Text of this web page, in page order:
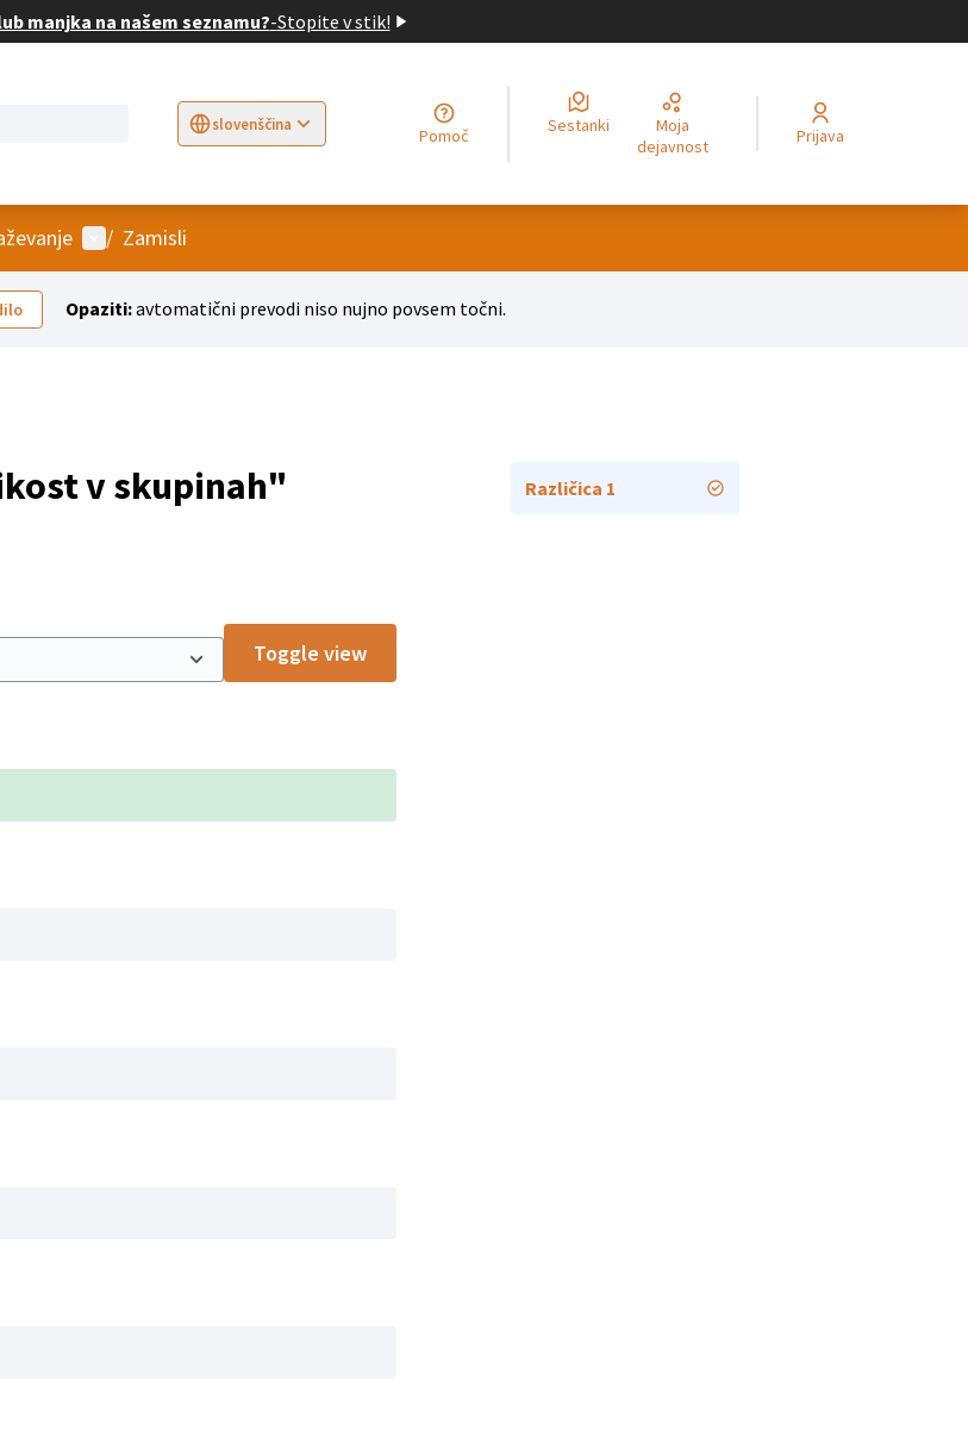
manjka na našem seznamu?-Stopite v stik!
slovenščina
Sprache wählen Choose languageElegir el idioma Choisir la langue Alege limba Izberi jezikOdaberite jezik
Pomoč Sestanki
Moja
dejavnost
Prijava
User menu
/ Zamisli
Opaziti:avtomatični prevodi niso nujno povsem točni.
v skupinah"
Toggle view
Različica 1